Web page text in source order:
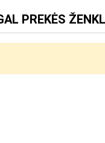
PREKĖS